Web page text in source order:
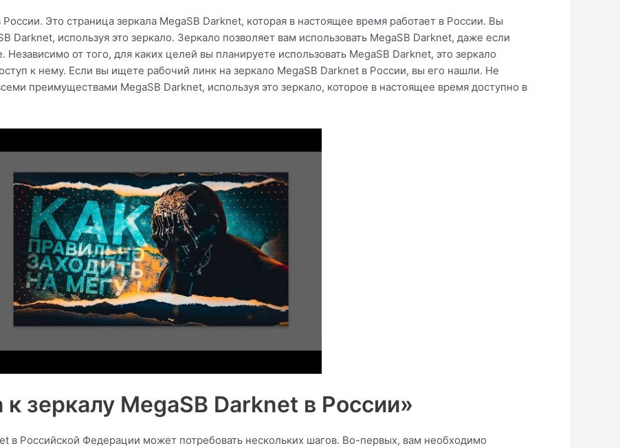
Это страница зеркала MegaSB Darknet, которая в настоящее время работает в России. Вы
Darknet, используя это зеркало. Зеркало позволяет вам использовать MegaSB Darknet, даже если
Независимо от того, для каких целей вы планируете использовать MegaSB Darknet, это зеркало
к нему. Если вы ищете рабочий линк на зеркало MegaSB Darknet в России, вы его нашли. Не
преимуществами MegaSB Darknet, используя это зеркало, которое в настоящее время доступно в
зеркалу MegaSB Darknet в России»
в Российской Федерации может потребовать нескольких шагов. Во-первых, вам необходимо